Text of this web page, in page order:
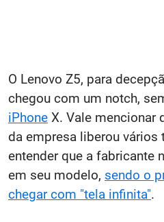
O Lenovo Z5, para
chegou com um notch,
iPhone X. Vale mencionar
da empresa liberou vários
entender que a fabricante
em seu modelo, sendo o
chegar com "tela infinita".